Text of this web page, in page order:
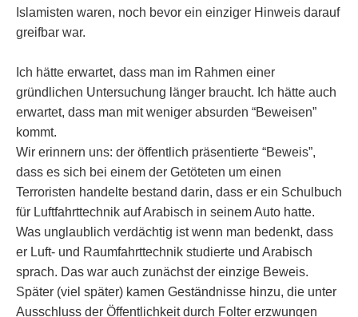
Islamisten waren, noch bevor ein einziger Hinweis darauf
greifbar war.
Ich hätte erwartet, dass man im Rahmen einer
gründlichen Untersuchung länger braucht. Ich hätte auch
erwartet, dass man mit weniger absurden “Beweisen”
kommt.
Wir erinnern uns: der öffentlich präsentierte “Beweis”,
dass es sich bei einem der Getöteten um einen
Terroristen handelte bestand darin, dass er ein Schulbuch
für Luftfahrttechnik auf Arabisch in seinem Auto hatte.
Was unglaublich verdächtig ist wenn man bedenkt, dass
er Luft- und Raumfahrttechnik studierte und Arabisch
sprach. Das war auch zunächst der einzige Beweis.
Später (viel später) kamen Geständnisse hinzu, die unter
Ausschluss der Öffentlichkeit durch Folter erzwungen